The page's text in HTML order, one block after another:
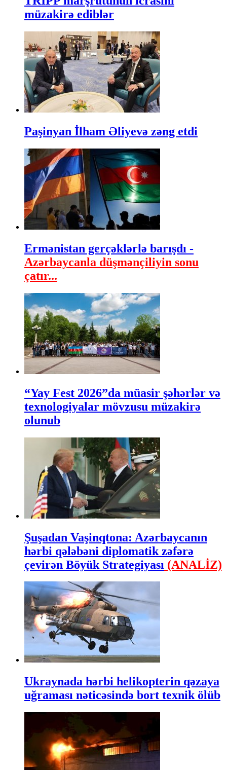
müzakirə ediblər
Paşinyan İlham Əliyevə zəng etdi
Ermənistan gerçəklərlə barışdı -
Azərbaycanla düşmənçiliyin sonu
çatır...
“Yay Fest 2026”da müasir şəhərlər və
texnologiyalar mövzusu müzakirə
olunub
Şuşadan Vaşinqtona: Azərbaycanın
hərbi qələbəni diplomatik zəfərə
çevirən Böyük Strategiyası (ANALİZ)
Ukraynada hərbi helikopterin qəzaya
uğraması nəticəsində bort texnik ölüb